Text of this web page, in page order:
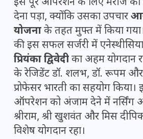
इस पूरे ऑपरेशन के लिए मरीज को
देना पड़ा, क्योंकि उसका उपचार
योजनाके तहत मुफ्त में किया गया।
की इस सफल सर्जरी में
प्रियंका द्विवेदीका अहम योगदान
के रेजिडेंट डॉ. शलभ, डॉ. रूपम और
प्रोफेसर भारती का सहयोग
ऑपरेशन को अंजाम देने में नर्सिंग
श्रीराम, श्री खुशवंत और मिस
विशेष योगदान रहा।